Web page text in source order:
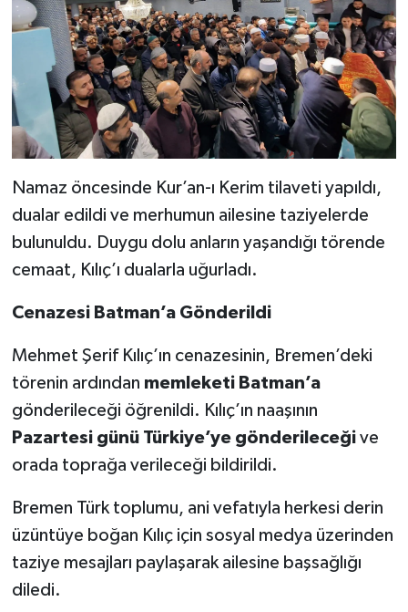
Namaz öncesinde Kur’an-ı Kerim tilaveti yapıldı,
dualar edildi ve merhumun ailesine taziyelerde
bulunuldu. Duygu dolu anların yaşandığı törende
cemaat, Kılıç’ı dualarla uğurladı.
Cenazesi Batman’a Gönderildi
Mehmet Şerif Kılıç’ın cenazesinin, Bremen’deki
törenin ardından memleketi Batman’a
gönderileceği öğrenildi. Kılıç’ın naaşının
Pazartesi günü Türkiye’ye gönderileceğive
orada toprağa verileceği bildirildi.
Bremen Türk toplumu, ani vefatıyla herkesi derin
üzüntüye boğan Kılıç için sosyal medya üzerinden
taziye mesajları paylaşarak ailesine başsağlığı
diledi.